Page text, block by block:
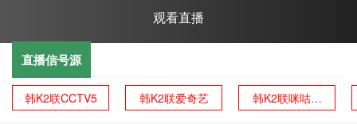
观看直播
直播信号源
韩K2联CCTV5 韩K2联爱奇艺
韩K2联咪咕体